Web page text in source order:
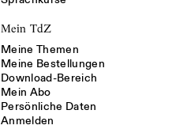
Mein TdZ
Meine Themen
Meine Bestellungen
Download-Bereich
Mein Abo
Persönliche Daten
Anmelden